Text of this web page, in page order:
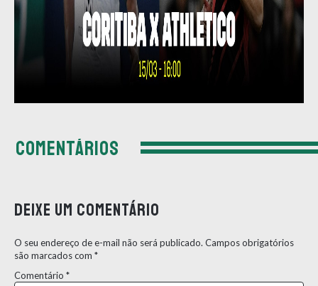
COMENTÁRIOS
Deixe um comentário
O seu endereço de e-mail não será publicado. Campos obrigatórios
são marcados com *
Comentário *